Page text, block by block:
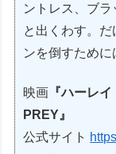
ントレス、ブ
と出くわす。
ンを倒すために
映画 『ハーレ
PREY』
公式サイト